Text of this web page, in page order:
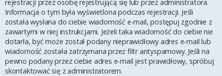
rejestracji przez osobę rejestrującą się lub przez administratora.
Informacja o tym była wyświetlona podczas rejestracji. Jeśli
została wysłana do ciebie wiadomość e-mail, postępuj zgodnie z
zawartymi w niej instrukcjami. Jeżeli taka wiadomość do ciebie nie
dotarła, być może został podany nieprawidłowy adres e-mail lub
wiadomość została zatrzymana przez filtr antyspamowy. Jeśli na
pewno podany przez ciebie adres e-mail jest prawidłowy, spróbuj
skontaktować się z administratorem.